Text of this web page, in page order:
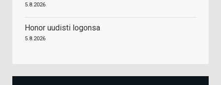
5.8.2026
Honor uudisti logonsa
5.8.2026